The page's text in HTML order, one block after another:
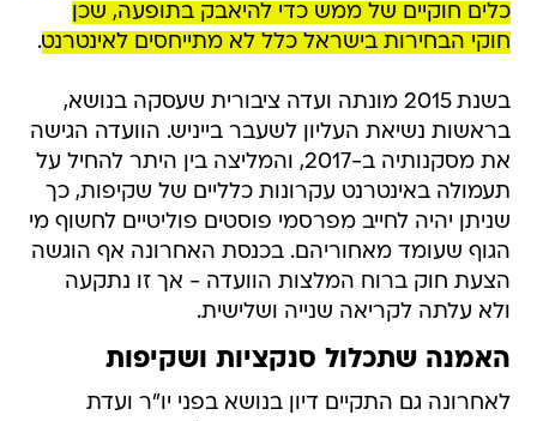
כלים חוקיים של ממש כדי להיאבק בתופעה, שכן
חוקי הבחירות בישראל כלל לא מתייחסים לאינטרנט.
בשנת 2015 מונתה ועדה ציבורית שעסקה בנושא,
בראשות נשיאת העליון לשעבר בייניש. הוועדה הגישה
את מסקנותיה ב-2017, והמליצה בין היתר להחיל על
תעמולה באינטרנט עקרונות כלליים של שקיפות, כך
שניתן יהיה לחייב מפרסמי פוסטים פוליטיים לחשוף מי
הגוף שעומד מאחוריהם. בכנסת האחרונה אף הוגשה
הצעת חוק ברוח המלצות הוועדה - אך זו נתקעה
ולא עלתה לקריאה שנייה ושלישית.
האמנה שתכלול סנקציות ושקיפות
לאחרונה גם התקיים דיון בנושא בפני יו"ר ועדת